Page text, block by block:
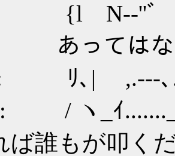
{l N-‐''
ってはなら
､| ,.-‐-､.
_ｲ
ば誰もが叩